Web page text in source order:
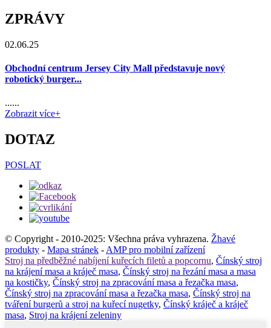
ZPRÁVY
02.06.25
Obchodní centrum Jersey City Mall představuje nový
robotický burger...
......
Zobrazit více+
DOTAZ
POSLAT
© Copyright - 2010-2025: Všechna práva vyhrazena. Žhavé
produkty - Mapa stránek - AMP pro mobilní zařízení
Stroj na předběžné nabíjení kuřecích filetů a popcornu, Čínský stroj
na krájení masa a kráječ masa, Čínský stroj na řezání masa a masa
na kostičky, Čínský stroj na zpracování masa a řezačka masa,
Čínský stroj na zpracování masa a řezačka masa, Čínský stroj na
tváření burgerů a stroj na kuřecí nugetky, Čínský kráječ a kráječ
masa, Stroj na krájení zeleniny